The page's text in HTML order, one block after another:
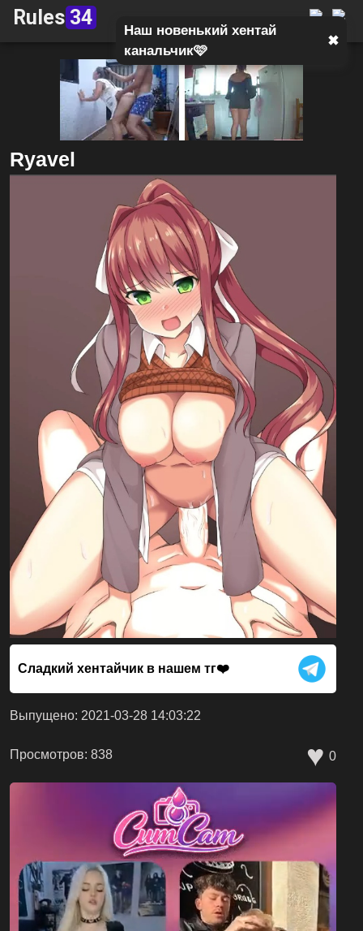
Наш новенький хентай
канальчик🩷
✖
Rules 34
Ryavel
Сладкий хентайчик в нашем тг❤️
Выпущено: 2021-03-28 14:03:22
Просмотров: 838 ♥ 0